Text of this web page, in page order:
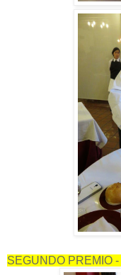
SEGUNDO PREMIO -